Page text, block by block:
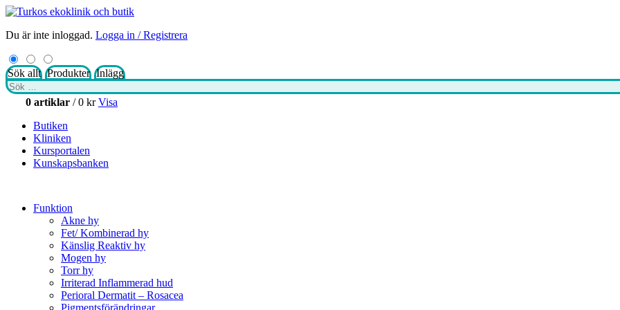
Du är inte inloggad. Logga in / Registrera
Sök allt Produkter Inlägg
Sök
efter:0 artiklar /0 kr Visa
Butiken
Kliniken
Kursportalen
Kunskapsbanken
Funktion
Akne hy
Fet/ Kombinerad hy
Känslig Reaktiv hy
Mogen hy
Torr hy
Irriterad Inflammerad hud
Perioral Dermatit – Rosacea
Pigmentsförändringar